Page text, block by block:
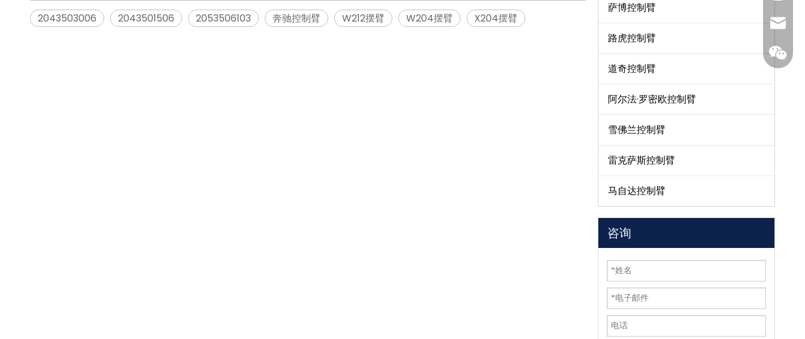
2043503006 2043501506 2053506103 奔驰控制臂 W212摆臂 W204摆臂 X204摆臂
萨博控制臂
路虎控制臂
道奇控制臂
阿尔法·罗密欧控制臂
雪佛兰控制臂
雷克萨斯控制臂
马自达控制臂
咨询